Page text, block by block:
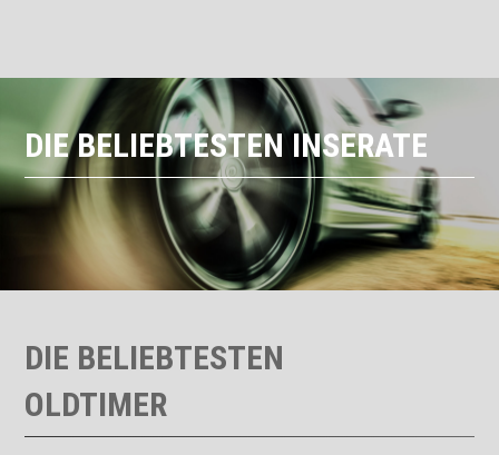
DIE BELIEBTESTEN INSERATE
DIE BELIEBTESTEN
OLDTIMER